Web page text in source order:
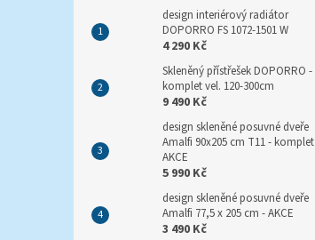
design interiérový radiátor
DOPORRO FS 1072-1501 W
4 290 Kč
Skleněný přístřešek DOPORRO -
komplet vel. 120-300cm
9 490 Kč
design skleněné posuvné dveře
Amalfi 90x205 cm T11 - komplet
AKCE
5 990 Kč
design skleněné posuvné dveře
Amalfi 77,5 x 205 cm - AKCE
3 490 Kč